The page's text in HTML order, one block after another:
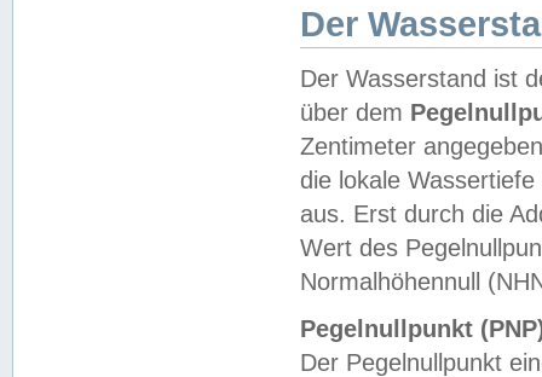
Der
Der Wasserstand ist
über dem
Zentimeter
die lokale
aus. Erst durch die
Wert des
Normalhöhennull
Pegelnullpunkt
Der Pegelnullpunkt